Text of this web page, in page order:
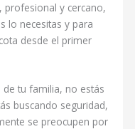
profesional y cercano,
lo necesitas y para
desde el primer
tu familia, no estás
buscando seguridad,
se preocupen por